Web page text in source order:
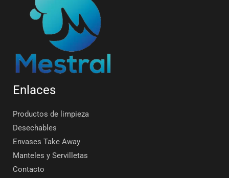
Enlaces
Productos de limpieza
Desechables
Envases Take Away
Manteles y Servilletas
Contacto